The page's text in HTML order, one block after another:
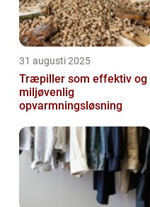
31 augusti 2025
Træpiller som effektiv og
miljøvenlig
opvarmningsløsning